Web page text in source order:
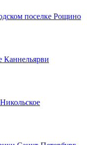
поселке Рощино
Каннельярви